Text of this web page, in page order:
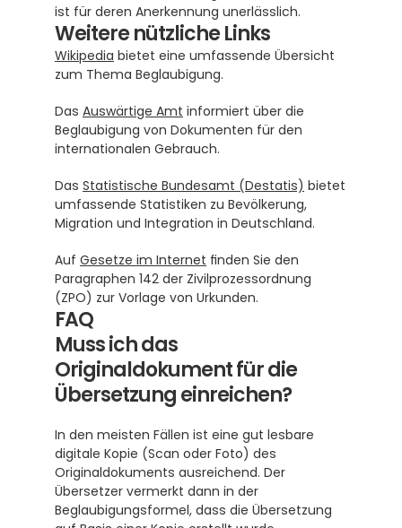
ist für deren Anerkennung unerlässlich.
Weitere nützliche Links
Wikipedia bietet eine umfassende Übersicht
zum Thema Beglaubigung.
Das Auswärtige Amt informiert über die
Beglaubigung von Dokumenten für den
internationalen Gebrauch.
Das Statistische Bundesamt (Destatis) bietet
umfassende Statistiken zu Bevölkerung,
Migration und Integration in Deutschland.
Auf Gesetze im Internet finden Sie den
Paragraphen 142 der Zivilprozessordnung
(ZPO) zur Vorlage von Urkunden.
FAQ
Muss ich das
Originaldokument für die
Übersetzung einreichen?
In den meisten Fällen ist eine gut lesbare
digitale Kopie (Scan oder Foto) des
Originaldokuments ausreichend. Der
Übersetzer vermerkt dann in der
Beglaubigungsformel, dass die Übersetzung